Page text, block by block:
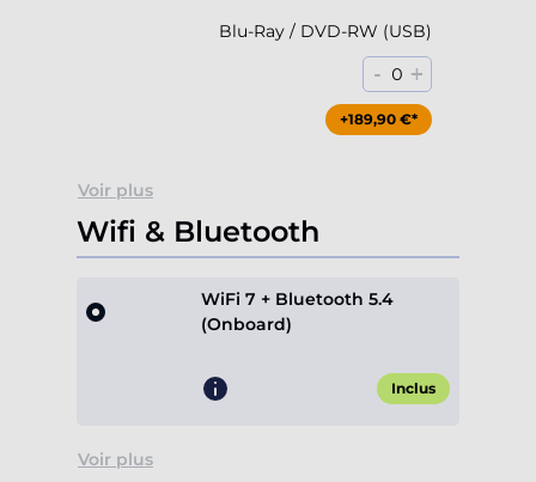
Blu-Ray / DVD-RW (USB)
- 0 +
+189,90 €*
Voir plus
Wifi & Bluetooth
WiFi 7 + Bluetooth 5.4
(Onboard)
Inclus
Voir plus